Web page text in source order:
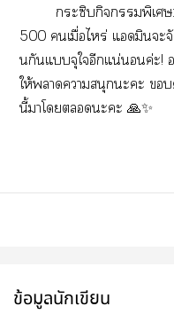
กระซิบกิจพิเศษ
500 เมื่อไหร่ แมินะ
นกันแจุใอีกแน่นอนค่ะ! อ
ให้าาสนุกะะ
นี้าโะะ 🙏✨
ข้อมูลนักเขียน